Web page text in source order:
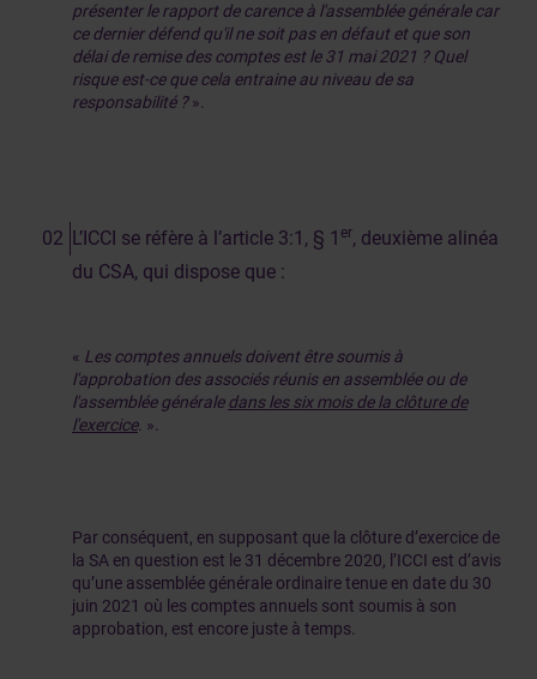
présenter le rapport de carence à l'assemblée générale car
ce dernier défend qu'il ne soit pas en défaut et que son
délai de remise des comptes est le 31 mai 2021 ? Quel
risque est-ce que cela entraine au niveau de sa
responsabilité ?».
L’ICCI se réfère à l’article 3:1, § 1 er, deuxième alinéa
du CSA, qui dispose que :
« Les comptes annuels doivent être soumis à
l'approbation des associés réunis en assemblée ou de
l'assemblée généraledans les six mois de la clôture de
l'exercice. ».
Par conséquent, en supposant que la clôture d’exercice de
la SA en question est le 31 décembre 2020, l’ICCI est d’avis
qu’une assemblée générale ordinaire tenue en date du 30
juin 2021 où les comptes annuels sont soumis à son
approbation, est encore juste à temps.